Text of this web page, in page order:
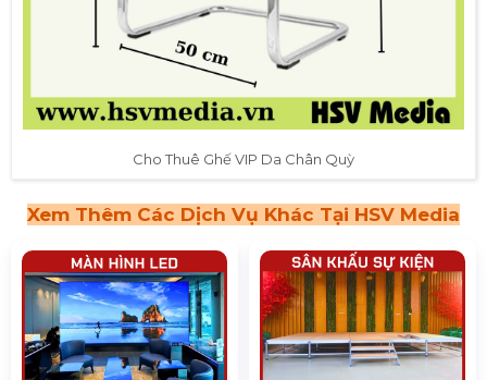
Cho Thuê Ghế VIP Da Chân Quỳ
Xem Thêm Các Dịch Vụ Khác Tại HSV Media